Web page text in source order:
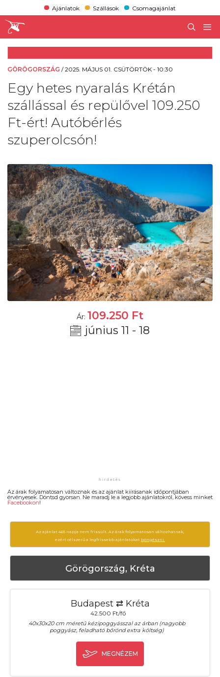
Ajánlatok Szállások Csomagajánlat
GÖRÖGORSZÁG /2025. MÁJUS 01. CSÜTÖRTÖK - 10:30
Egy hetes nyaralás Krétán
szállással és repülővel 109.250
Ft-ért! Autóbérlés
szuperolcsón!
Ár: 109.250 Ft
június 11 - 18
Az árak folyamatosan változnak és az ajánlat kiírásanak időpontjában
érvényesek. Döntsd gyorsan. Ne maradj le a legjobb ajánlatokról, kövess minket
Facebookon!
Az ajánlat 465 napja nem frissült. Az árak folyamatosan változhatnak,
ezért célszerű a legfrissebb ajánlatokat böngészni.
Görögország, Kréta
Budapest ⇄ Kréta
42.500 Ft/fő
40x30x20 cm méretű kézipoggyásszal az árban (nagyobb
poggyász, feladható bőrönd extra költség)
MEGNÉZEM